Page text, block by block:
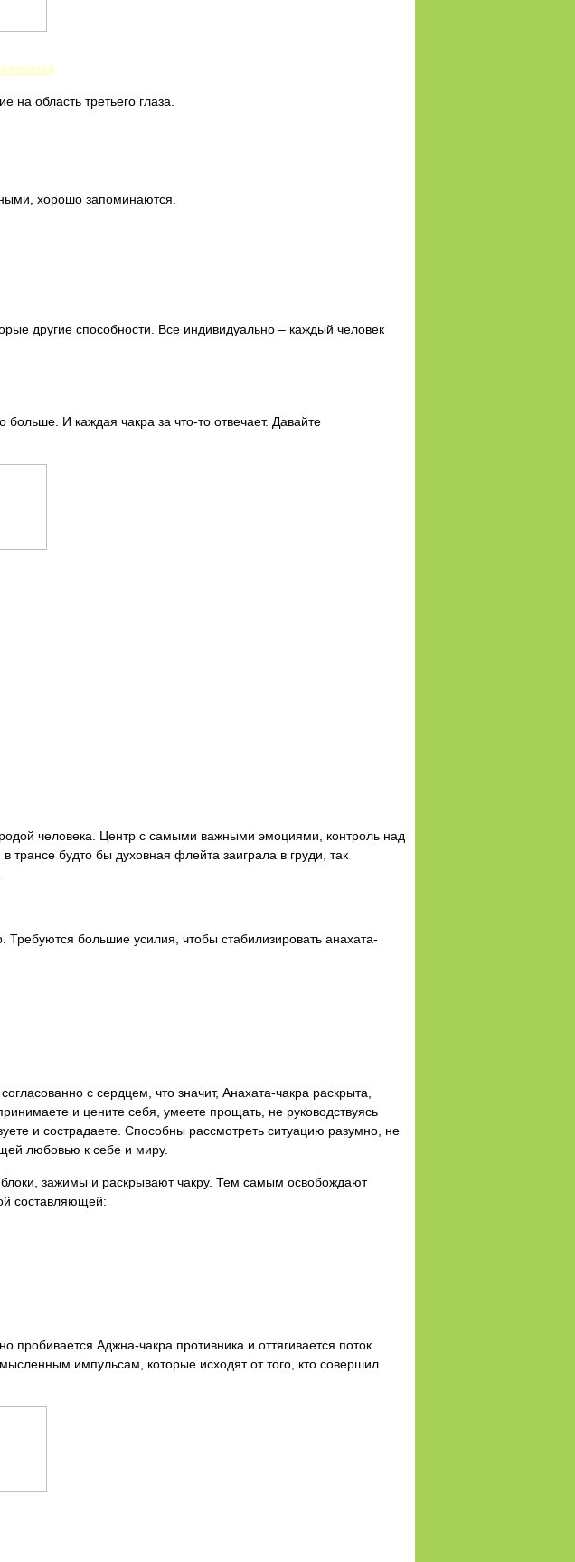
область третьего глаза.
хорошо запоминаются.
другие способности. Все индивидуально – каждый человек
И каждая чакра за что-то отвечает. Давайте
человека. Центр с самыми важными эмоциями, контроль над
трансе будто бы духовная флейта заиграла в груди, так
большие усилия, чтобы стабилизировать анахата-
с сердцем, что значит, Анахата-чакра раскрыта,
и цените себя, умеете прощать, не руководствуясь
и сострадаете. Способны рассмотреть ситуацию разумно, не
любовью к себе и миру.
зажимы и раскрывают чакру. Тем самым освобождают
составляющей:
Аджна-чакра противника и оттягивается поток
импульсам, которые исходят от того, кто совершил